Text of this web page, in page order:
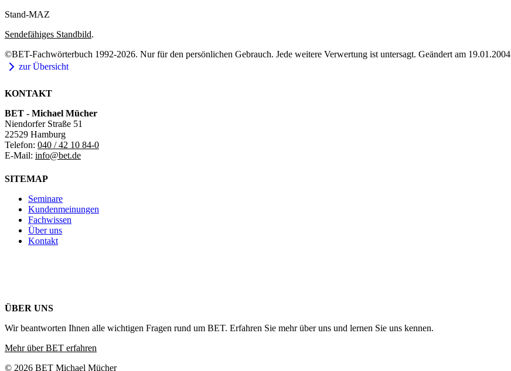
Stand-MAZ
Sendefähiges Standbild.
©BET-Fachwörterbuch 1992-2026. Nur für den persönlichen Gebrauch. Jede weitere Verwertung ist untersagt. Geändert am 19.01.2004
zur Übersicht
KONTAKT
BET - Michael Mücher
Niendorfer Straße 51
22529 Hamburg
Telefon: 040 / 42 10 84-0
E-Mail: info@bet.de
SITEMAP
Seminare
Kundenmeinungen
Fachwissen
Über uns
Kontakt
ÜBER UNS
Wir beantworten Ihnen alle wichtigen Fragen rund um BET. Erfahren Sie mehr über uns und lernen Sie uns kennen.
Mehr über BET erfahren
© 2026 BET Michael Mücher